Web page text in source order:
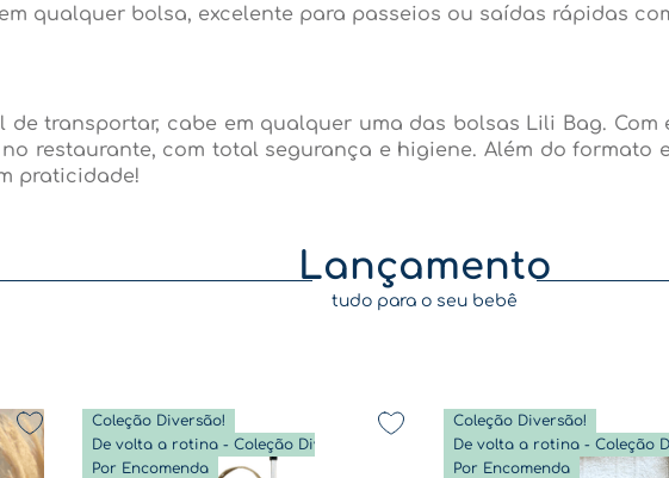
qualquer bolsa, excelente para passeios ou saídas rápidas
transportar, cabe em qualquer uma das bolsas Lili Bag.
restaurante, com total segurança e higiene. Além do formato
praticidade!
Lançamento
tudo para o seu bebê
Coleção Diversão!
Por Encomenda
Coleção Diversão!
Por Encomenda